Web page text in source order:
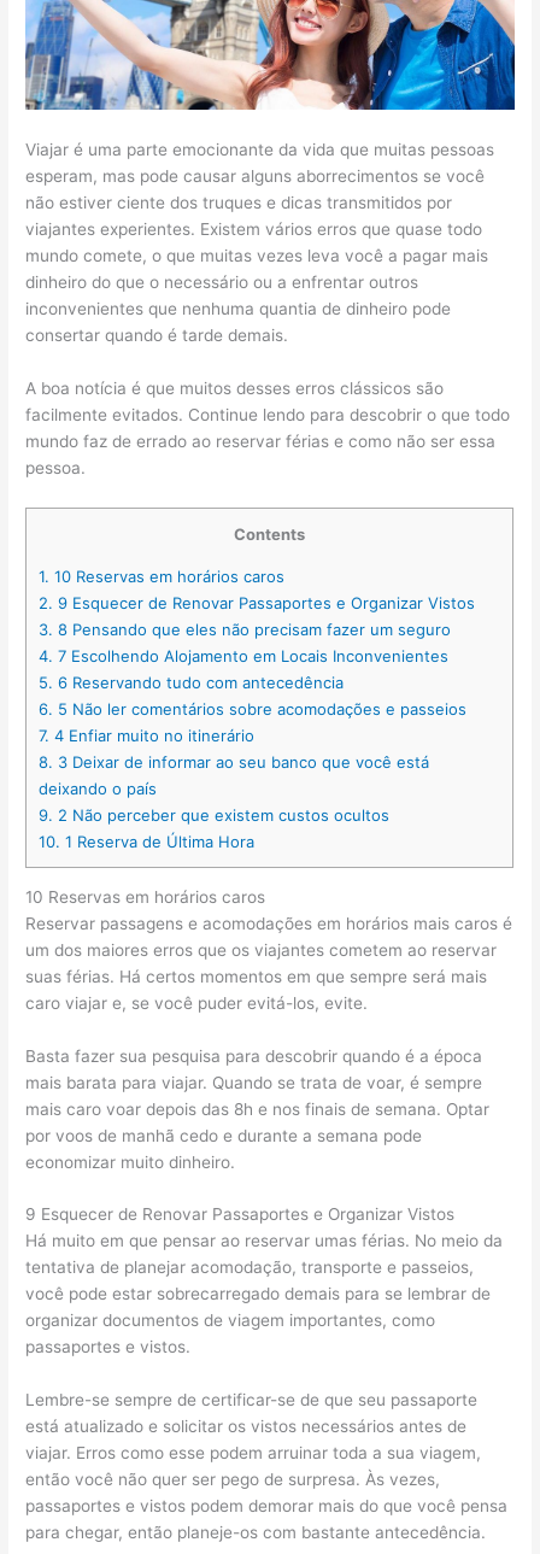
Viajar é uma parte emocionante da vida que muitas pessoas
esperam, mas pode causar alguns aborrecimentos se você
não estiver ciente dos truques e dicas transmitidos por
viajantes experientes. Existem vários erros que quase todo
mundo comete, o que muitas vezes leva você a pagar mais
dinheiro do que o necessário ou a enfrentar outros
inconvenientes que nenhuma quantia de dinheiro pode
consertar quando é tarde demais.
A boa notícia é que muitos desses erros clássicos são
facilmente evitados. Continue lendo para descobrir o que todo
mundo faz de errado ao reservar férias e como não ser essa
pessoa.
Contents
1. 10 Reservas em horários caros
2. 9 Esquecer de Renovar Passaportes e Organizar Vistos
3. 8 Pensando que eles não precisam fazer um seguro
4. 7 Escolhendo Alojamento em Locais Inconvenientes
5. 6 Reservando tudo com antecedência
6. 5 Não ler comentários sobre acomodações e passeios
7. 4 Enfiar muito no itinerário
8. 3 Deixar de informar ao seu banco que você está
deixando o país
9. 2 Não perceber que existem custos ocultos
10. 1 Reserva de Última Hora
10 Reservas em horários caros
Reservar passagens e acomodações em horários mais caros é
um dos maiores erros que os viajantes cometem ao reservar
suas férias. Há certos momentos em que sempre será mais
caro viajar e, se você puder evitá-los, evite.
Basta fazer sua pesquisa para descobrir quando é a época
mais barata para viajar. Quando se trata de voar, é sempre
mais caro voar depois das 8h e nos finais de semana. Optar
por voos de manhã cedo e durante a semana pode
economizar muito dinheiro.
9 Esquecer de Renovar Passaportes e Organizar Vistos
Há muito em que pensar ao reservar umas férias. No meio da
tentativa de planejar acomodação, transporte e passeios,
você pode estar sobrecarregado demais para se lembrar de
organizar documentos de viagem importantes, como
passaportes e vistos.
Lembre-se sempre de certificar-se de que seu passaporte
está atualizado e solicitar os vistos necessários antes de
viajar. Erros como esse podem arruinar toda a sua viagem,
então você não quer ser pego de surpresa. Às vezes,
passaportes e vistos podem demorar mais do que você pensa
para chegar, então planeje-os com bastante antecedência.